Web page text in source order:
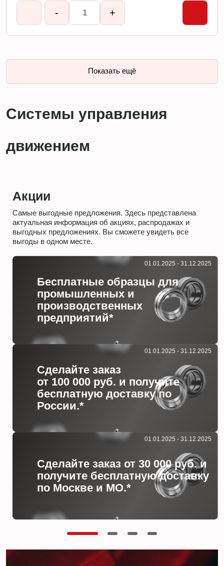
- +
Показать ещё
Системы управления
движением
Акции
Самые выгодные предложения. Здесь представлена
актуальная информация об акциях, распродажах и
выгодных предложениях. Вы сможете увидеть все
выгоды в одном месте.
Бесплатные образцы для
промышленных и
производственных
предприятий*
01.01.2025 - 31.12.2025
Сделайте заказ
от 100 000 руб. и получите
бесплатную доставку по
России.*
01.01.2025 - 31.12.2025
Сделайте заказ от 30 000 руб. и
получите бесплатную доставку
по Москве и МО.*
01.01.2025 - 31.12.2025